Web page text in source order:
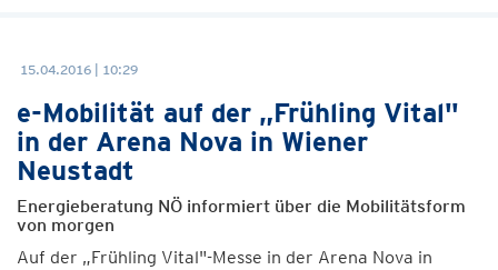
15.04.2016 | 10:29
e-Mobilität auf der „Frühling Vital"
in der Arena Nova in Wiener
Neustadt
Energieberatung NÖ informiert über die Mobilitätsform
von morgen
Auf der „Frühling Vital"-Messe in der Arena Nova in